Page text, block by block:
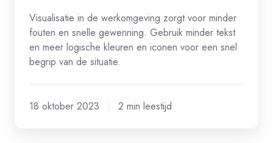
Visualisatie in de werkomgeving zorgt voor minder
fouten en snelle gewenning. Gebruik minder tekst
en meer logische kleuren en iconen voor een snel
begrip van de situatie.
18 oktober 2023 2 min leestijd